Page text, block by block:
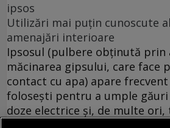
ipsos
Utilizări mai puțin cunoscute
amenajări interioare
Ipsosul (pulbere obținută prin
măcinarea gipsului, care face
contact cu apa) apare
folosești pentru a umple
doze electrice și, de multe